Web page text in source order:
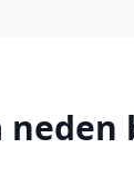
neden